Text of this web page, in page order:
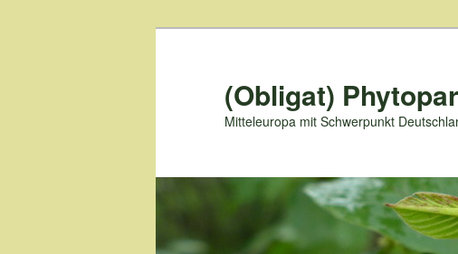
(Obligat)
Mitteleuropa mit Schwerpunkt